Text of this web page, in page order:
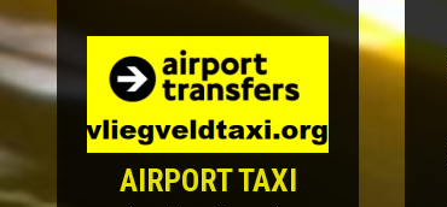
Skip
to
content
AIRPORT TAXI